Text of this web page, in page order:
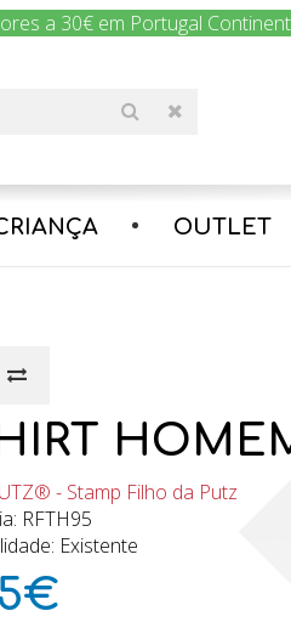
a 30€ em Portugal
OUTLET
- Stamp Filho da Putz
RFTH95
Existente